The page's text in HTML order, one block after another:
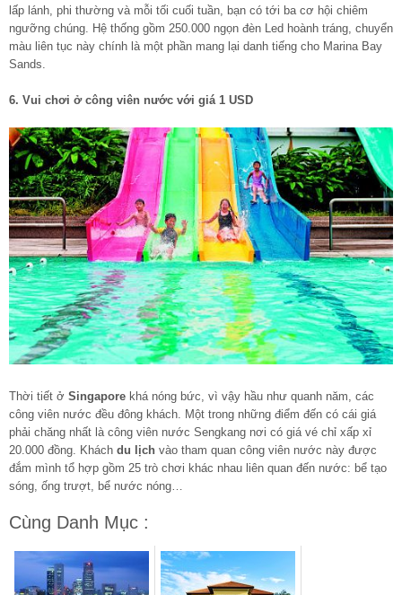
lấp lánh, phi thường và mỗi tối cuối tuần, bạn có tới ba cơ hội chiêm
ngưỡng chúng. Hệ thống gồm 250.000 ngọn đèn Led hoành tráng, chuyển
màu liên tục này chính là một phần mang lại danh tiếng cho Marina Bay
Sands.
6. Vui chơi ở công viên nước với giá 1 USD
Thời tiết ở Singapore khá nóng bức, vì vậy hầu như quanh năm, các
công viên nước đều đông khách. Một trong những điểm đến có cái giá
phải chăng nhất là công viên nước Sengkang nơi có giá vé chỉ xấp xỉ
20.000 đồng. Khách du lịch vào tham quan công viên nước này được
đắm mình tổ hợp gồm 25 trò chơi khác nhau liên quan đến nước: bể tạo
sóng, ống trượt, bể nước nóng…
Cùng Danh Mục :